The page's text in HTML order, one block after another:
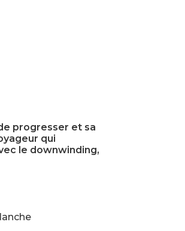
progresser et sa
qui
le downwinding,